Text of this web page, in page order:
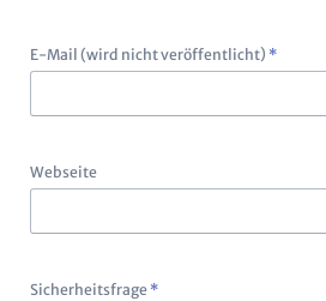
Pflichtfeld
E-Mail (wird nicht veröffentlicht) *
Webseite
Pflichtfeld
Sicherheitsfrage *